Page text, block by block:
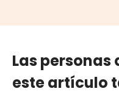
Las
este artículo